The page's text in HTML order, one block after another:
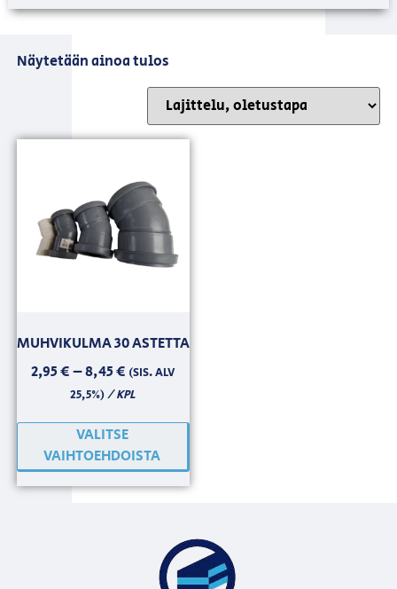
Näytetään ainoa tulos
MUHVIKULMA 30 ASTETTA
2,95€–8,45€ (SIS. ALV
25,5%)/ KPL
VALITSE
VAIHTOEHDOISTA